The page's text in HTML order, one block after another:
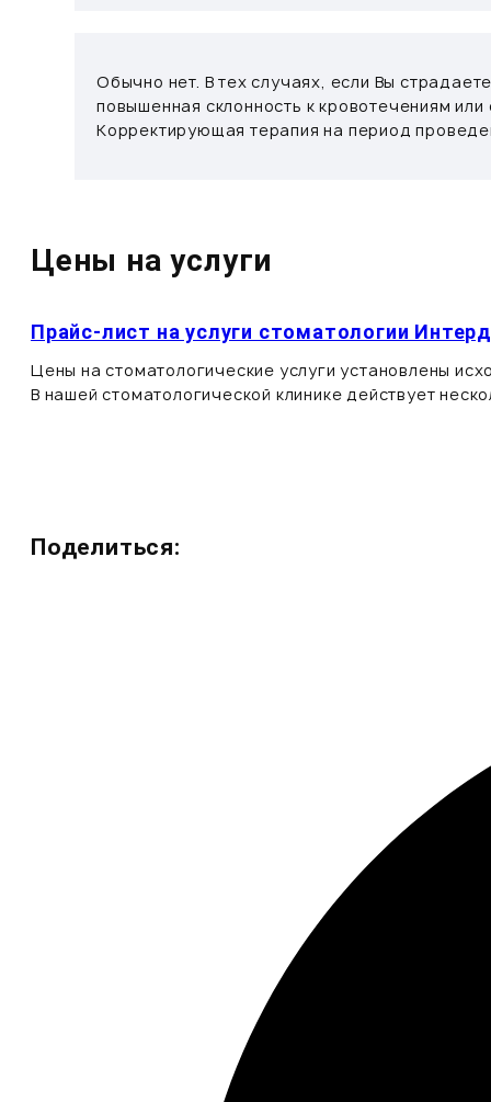
Обычно нет. В тех случаях, если Вы
повышенная склонность к кровотечениям
Корректирующая терапия на период
Цены на услуги
Прайс-лист на услуги стоматологии
Цены на стоматологические услуги установлены
В нашей стоматологической клинике действует
Поделиться: